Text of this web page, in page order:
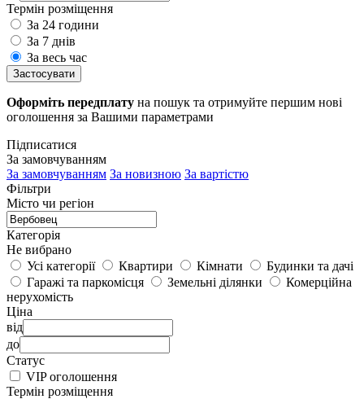
Термін розміщення
За 24 години
За 7 днів
За весь час
Застосувати
Оформіть передплату на пошук та отримуйте першим нові
оголошення за Вашими параметрами
Підписатися
За замовчуванням
За замовчуванням За новизною За вартістю
Фільтри
Місто чи регіон
Категорія
Не вибрано
Усі категорії
Квартири Кімнати
Будинки та дачі
Гаражі та паркомісця
Земельні ділянки
Комерційна
нерухомість
Ціна
від
до
Статус
VIP оголошення
Термін розміщення